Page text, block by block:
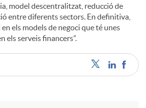
model descentralitzat, reducció de
entre diferents sectors. En definitiva,
els models de negoci que té unes
els serveis financers”.